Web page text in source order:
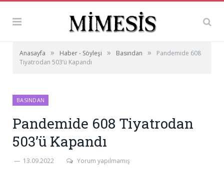
Anasayfa » Haber - Söyleşi » Basından »
Pandemide 608
Tiyatrodan 503’ü Kapandı
BASINDAN
Pandemide 608 Tiyatrodan
503’ü Kapandı
13.09.2022 Yorum yapılmamış